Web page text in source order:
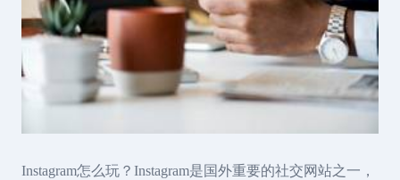
Instagram怎么玩？Instagram是国外重要的社交网站之一，